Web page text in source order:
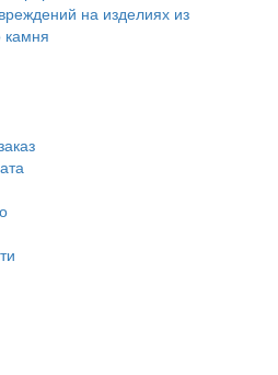
на изделиях из
камня